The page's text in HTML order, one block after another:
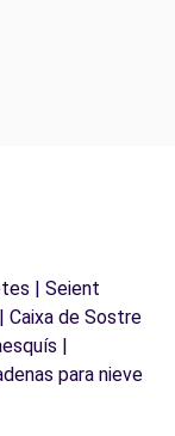
| Seient
de Sostre
|
para nieve